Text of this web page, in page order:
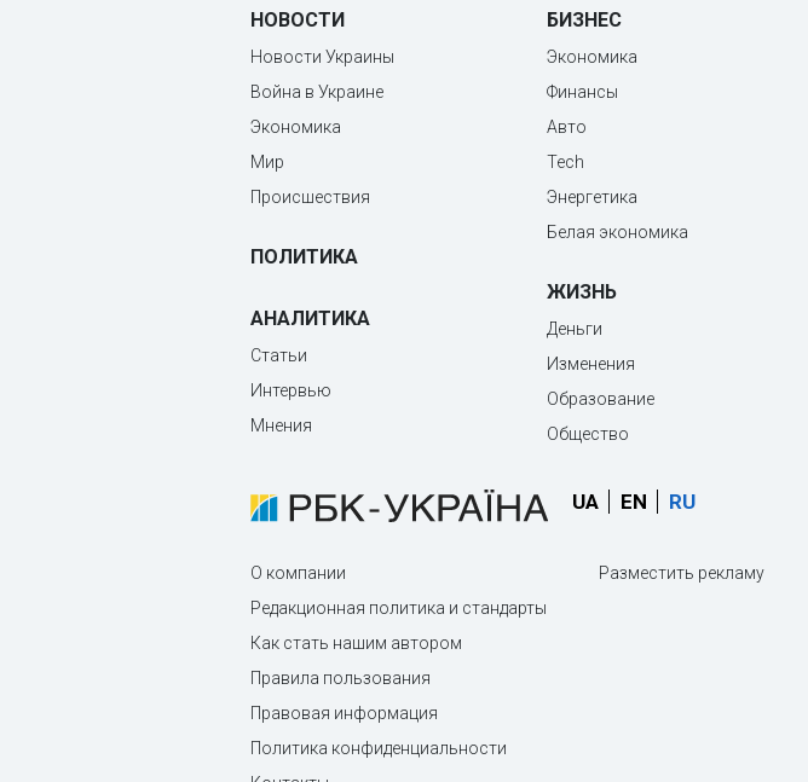
НОВОСТИ
Новости Украины
Война в Украине
Экономика
Мир
Происшествия
ПОЛИТИКА
АНАЛИТИКА
Статьи
Интервью
Мнения
БИЗНЕС
Экономика
Финансы
Авто
Tech
Энергетика
Белая экономика
ЖИЗНЬ
Деньги
Изменения
Образование
Общество
UA EN RU
О компании
Редакционная политика и стандарты
Как стать нашим автором
Правила пользования
Правовая информация
Политика конфиденциальности
Разместить рекламу